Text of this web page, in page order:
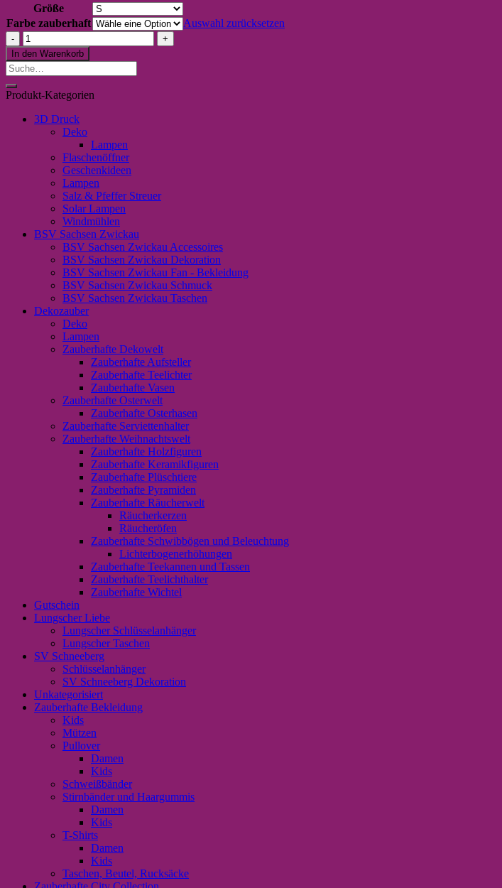
Größe
Farbe zauberhaft
Auswahl zurücksetzen
weißes
T-
Shirt
„Etwas
ist
ganz
nah
zauberhaft“
Menge
In den Warenkorb
Suche
nach:
Produkt-Kategorien
3D Druck
Deko
Lampen
Flaschenöffner
Geschenkideen
Lampen
Salz & Pfeffer Streuer
Solar Lampen
Windmühlen
BSV Sachsen Zwickau
BSV Sachsen Zwickau Accessoires
BSV Sachsen Zwickau Dekoration
BSV Sachsen Zwickau Fan - Bekleidung
BSV Sachsen Zwickau Schmuck
BSV Sachsen Zwickau Taschen
Dekozauber
Deko
Lampen
Zauberhafte Dekowelt
Zauberhafte Aufsteller
Zauberhafte Teelichter
Zauberhafte Vasen
Zauberhafte Osterwelt
Zauberhafte Osterhasen
Zauberhafte Serviettenhalter
Zauberhafte Weihnachtswelt
Zauberhafte Holzfiguren
Zauberhafte Keramikfiguren
Zauberhafte Plüschtiere
Zauberhafte Pyramiden
Zauberhafte Räucherwelt
Räucherkerzen
Räucheröfen
Zauberhafte Schwibbögen und Beleuchtung
Lichterbogenerhöhungen
Zauberhafte Teekannen und Tassen
Zauberhafte Teelichthalter
Zauberhafte Wichtel
Gutschein
Lungscher Liebe
Lungscher Schlüsselanhänger
Lungscher Taschen
SV Schneeberg
Schlüsselanhänger
SV Schneeberg Dekoration
Unkategorisiert
Zauberhafte Bekleidung
Kids
Mützen
Pullover
Damen
Kids
Schweißbänder
Stirnbänder und Haargummis
Damen
Kids
T-Shirts
Damen
Kids
Taschen, Beutel, Rucksäcke